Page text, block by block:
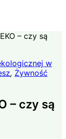
– czy są
w
, Żywność
– czy są